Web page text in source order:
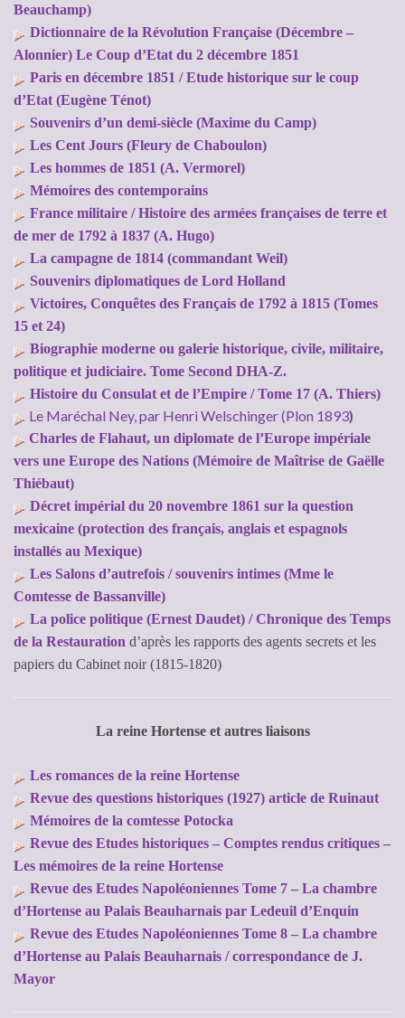
Beauchamp)
Dictionnaire de la Révolution Française (Décembre –
Alonnier) Le Coup d’Etat du 2 décembre 1851
Paris en décembre 1851 / Etude historique sur le coup
d’Etat (Eugène Ténot)
Souvenirs d’un demi-siècle (Maxime du Camp)
Les Cent Jours (Fleury de Chaboulon)
Les hommes de 1851 (A. Vermorel)
Mémoires des contemporains
France militaire / Histoire des armées françaises de terre et
de mer de 1792 à 1837 (A. Hugo)
La campagne de 1814 (commandant Weil)
Souvenirs diplomatiques de Lord Holland
Victoires, Conquêtes des Français de 1792 à 1815 (Tomes
15 et 24)
Biographie moderne ou galerie historique, civile, militaire,
politique et judiciaire. Tome Second DHA-Z.
Histoire du Consulat et de l’Empire / Tome 17 (A. Thiers)
Le Maréchal Ney, par Henri Welschinger (Plon 1893)
Charles de Flahaut, un diplomate de l’Europe impériale
vers une Europe des Nations (Mémoire de Maîtrise de Gaëlle
Thiébaut)
Décret impérial du 20 novembre 1861 sur la question
mexicaine (protection des français, anglais et espagnols
installés au Mexique)
Les Salons d’autrefois / souvenirs intimes (Mme le
Comtesse de Bassanville)
La police politique (Ernest Daudet) /Chronique des Temps
de la Restauration d’après les rapports des agents secrets et les
papiers du Cabinet noir (1815-1820)
La reine Hortense et autres liaisons
Les romances de la reine Hortense
Revue des questions historiques (1927) article de Ruinaut
Mémoires de la comtesse Potocka
Revue des Etudes historiques – Comptes rendus critiques –
Les mémoires de la reine Hortense
Revue des Etudes Napoléoniennes Tome 7 – La chambre
d’Hortense au Palais Beauharnais par Ledeuil d’Enquin
Revue des Etudes Napoléoniennes Tome 8 – La chambre
d’Hortense au Palais Beauharnais / correspondance de J.
Mayor